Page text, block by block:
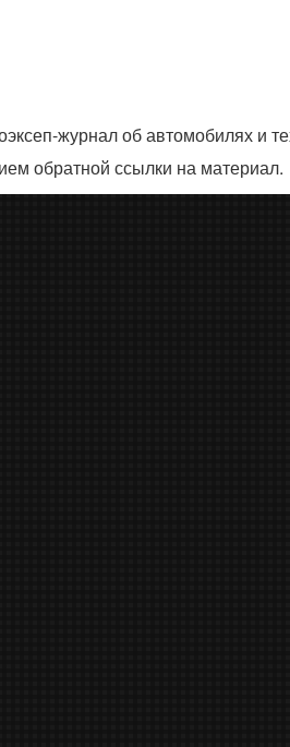
журнал об автомобилях и
обратной ссылки на материал.